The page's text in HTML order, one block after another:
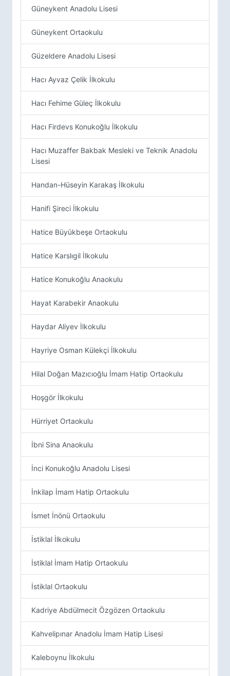
Güneykent Anadolu Lisesi
Güneykent Ortaokulu
Güzeldere Anadolu Lisesi
Hacı Ayvaz Çelik İlkokulu
Hacı Fehime Güleç İlkokulu
Hacı Firdevs Konukoğlu İlkokulu
Hacı Muzaffer Bakbak Mesleki ve Teknik Anadolu
Lisesi
Handan-Hüseyin Karakaş İlkokulu
Hanifi Şireci İlkokulu
Hatice Büyükbeşe Ortaokulu
Hatice Karslıgil İlkokulu
Hatice Konukoğlu Anaokulu
Hayat Karabekir Anaokulu
Haydar Aliyev İlkokulu
Hayriye Osman Külekçi İlkokulu
Hilal Doğan Mazıcıoğlu İmam Hatip Ortaokulu
Hoşgör İlkokulu
Hürriyet Ortaokulu
İbni Sina Anaokulu
İnci Konukoğlu Anadolu Lisesi
İnkilap İmam Hatip Ortaokulu
İsmet İnönü Ortaokulu
İstiklal İlkokulu
İstiklal İmam Hatip Ortaokulu
İstiklal Ortaokulu
Kadriye Abdülmecit Özgözen Ortaokulu
Kahvelipınar Anadolu İmam Hatip Lisesi
Kaleboynu İlkokulu